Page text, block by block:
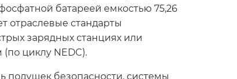
батареей емкостью 75,26
отраслевые стандарты
зарядных станциях или
циклу NEDC).
подушек безопасности, системы